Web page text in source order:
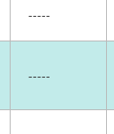
-----
-----